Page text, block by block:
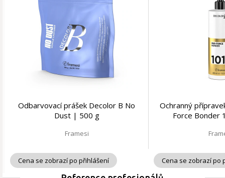
Odbarvovací prášek Decolor B No
Dust | 500 g
Framesi
Cena se zobrazí po přihlášení
Ochranný
Force Bonder
Cena se zobrazí po